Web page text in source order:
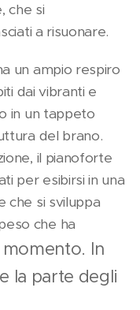
che si
a risuonare.
un ampio respiro
dai vibranti e
in un tappeto
del brano.
il pianoforte
per esibirsi in una
che si sviluppa
che ha
In
la parte degli